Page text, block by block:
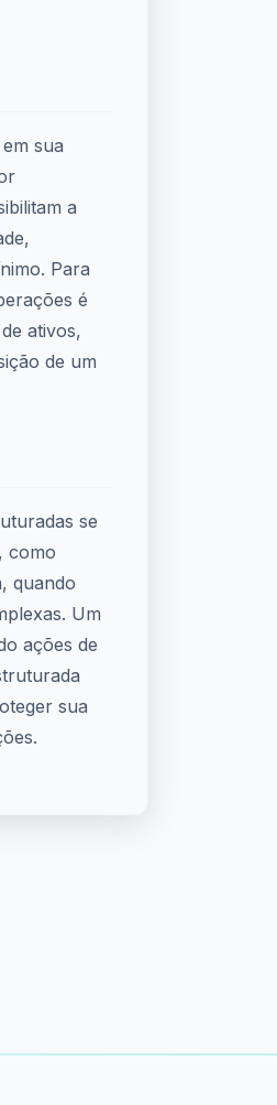
sua
a
Para
é
ativos,
de um
se
como
quando
Um
ações de
sua